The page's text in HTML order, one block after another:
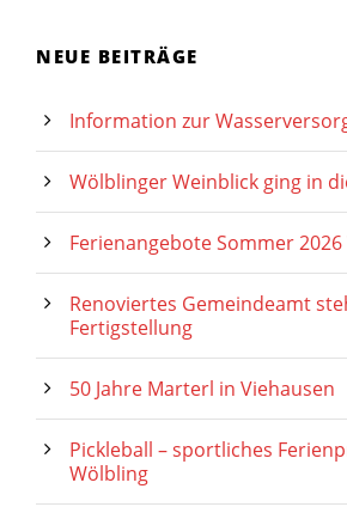
NEUE BEITRÄGE
Information zur
Wölblinger Weinblick ging in
Ferienangebote Sommer
Renoviertes Gemeindeamt
Fertigstellung
50 Jahre Marterl in Viehausen
Pickleball – sportliches
Wölbling